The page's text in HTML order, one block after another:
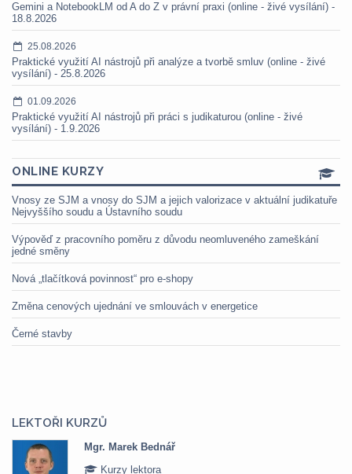
Gemini a NotebookLM od A do Z v právní praxi (online - živé vysílání) -
18.8.2026
25.08.2026
Praktické využití AI nástrojů při analýze a tvorbě smluv (online - živé
vysílání) - 25.8.2026
01.09.2026
Praktické využití AI nástrojů při práci s judikaturou (online - živé
vysílání) - 1.9.2026
ONLINE KURZY
Vnosy ze SJM a vnosy do SJM a jejich valorizace v aktuální judikatuře
Nejvyššího soudu a Ústavního soudu
Výpověď z pracovního poměru z důvodu neomluveného zameškání
jedné směny
Nová „tlačítková povinnost“ pro e-shopy
Změna cenových ujednání ve smlouvách v energetice
Černé stavby
LEKTOŘI KURZŮ
Mgr. Marek Bednář
Kurzy lektora